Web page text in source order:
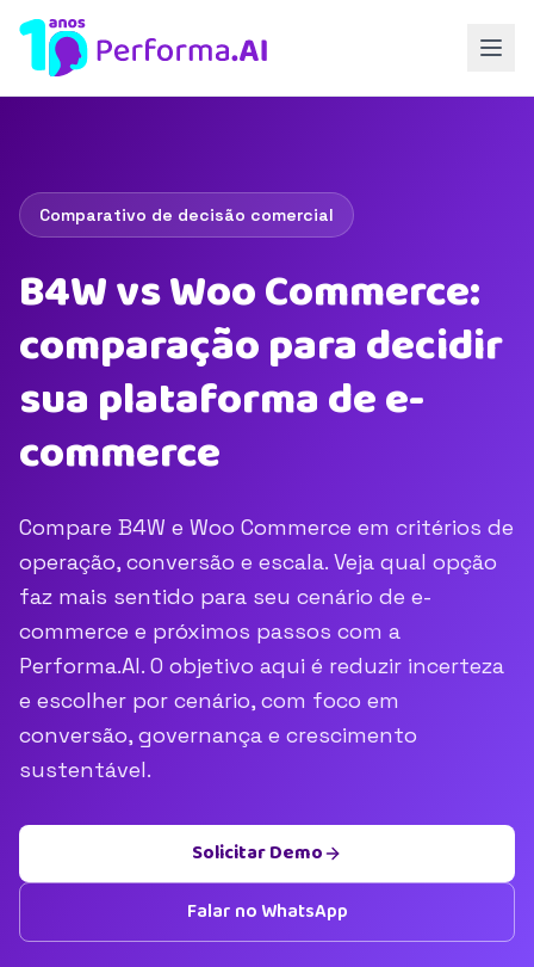
Comparativo de decisão comercial
B4W vs Woo Commerce:
comparação para decidir
sua plataforma de e-
commerce
Compare B4W e Woo Commerce em critérios de
operação, conversão e escala. Veja qual opção
faz mais sentido para seu cenário de e-
commerce e próximos passos com a
Performa.AI. O objetivo aqui é reduzir incerteza
e escolher por cenário, com foco em
conversão, governança e crescimento
sustentável.
Solicitar Demo
Falar no WhatsApp